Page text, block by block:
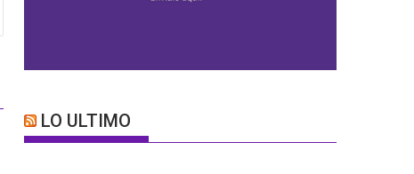
LO ULTIMO